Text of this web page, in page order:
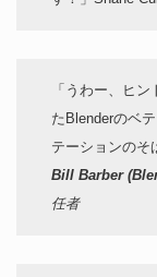
「うわー、ヒ
たBlenderのベ
テーションのそ
Bill Barber
任者